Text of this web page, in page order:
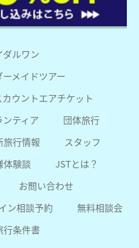
ダルワン
ーメイドツアー
カウントエアチケット
ティア
団体旅行
旅行情報
スタッフ
体験談
JSTとは？
お問い合わせ
ン相談予約
無料相談会
行条件書